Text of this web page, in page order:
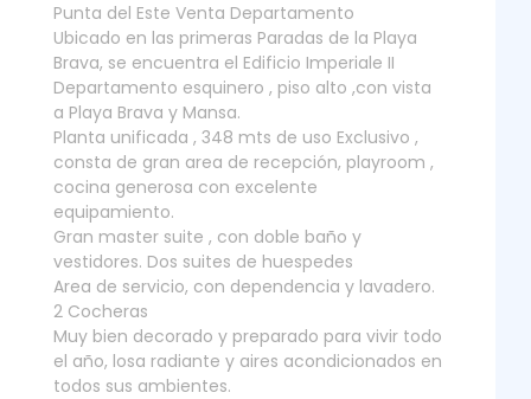
Punta del Este Venta Departamento
Ubicado en las primeras Paradas de la Playa
Brava, se encuentra el Edificio Imperiale II
Departamento esquinero , piso alto ,con vista
a Playa Brava y Mansa.
Planta unificada , 348 mts de uso Exclusivo ,
consta de gran area de recepción, playroom ,
cocina generosa con excelente
equipamiento.
Gran master suite , con doble baño y
vestidores. Dos suites de huespedes
Area de servicio, con dependencia y lavadero.
2 Cocheras
Muy bien decorado y preparado para vivir todo
el año, losa radiante y aires acondicionados en
todos sus ambientes.